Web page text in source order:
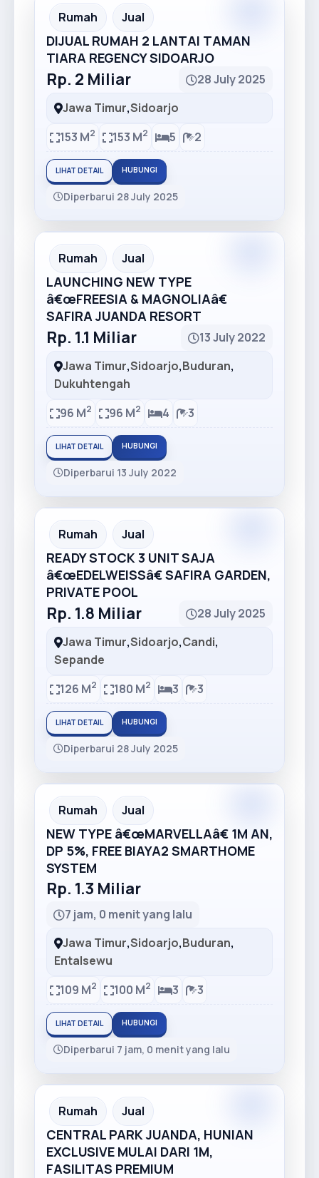
Recommended
Rumah Jual
DIJUAL RUMAH 2 LANTAI TAMAN
TIARA REGENCY SIDOARJO
Rp. 2 Miliar
28 July 2025
Jawa Timur,Sidoarjo
153 M2 153 M2 5 2
LIHAT DETAIL HUBUNGI
Diperbarui 28 July 2025
Recommended
Rumah Jual
LAUNCHING NEW TYPE
â€œFREESIA & MAGNOLIAâ€
SAFIRA JUANDA RESORT
Rp. 1.1 Miliar
13 July 2022
Jawa Timur,Sidoarjo,Buduran,
Dukuhtengah
96 M2 96 M2 4 3
LIHAT DETAIL HUBUNGI
Diperbarui 13 July 2022
Recommended
Rumah Jual
READY STOCK 3 UNIT SAJA
â€œEDELWEISSâ€ SAFIRA GARDEN,
PRIVATE POOL
Rp. 1.8 Miliar
28 July 2025
Jawa Timur,Sidoarjo,Candi,
Sepande
126 M2 180 M2 3 3
LIHAT DETAIL HUBUNGI
Diperbarui 28 July 2025
Recommended
Rumah Jual
NEW TYPE â€œMARVELLAâ€ 1M AN,
DP 5%, FREE BIAYA2 SMARTHOME
SYSTEM
Rp. 1.3 Miliar
7 jam, 0 menit yang lalu
Jawa Timur,Sidoarjo,Buduran,
Entalsewu
109 M2 100 M2 3 3
LIHAT DETAIL HUBUNGI
Diperbarui 7 jam, 0 menit yang lalu
Recommended
Rumah Jual
CENTRAL PARK JUANDA, HUNIAN
EXCLUSIVE MULAI DARI 1M,
FASILITAS PREMIUM